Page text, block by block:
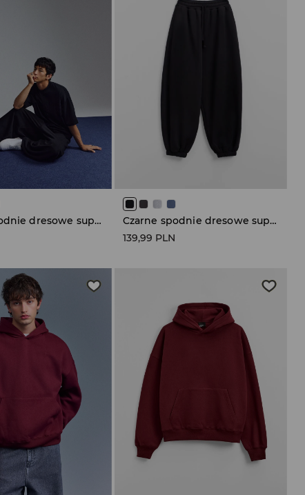
Czarne spodnie dresowe super baggy fit
Czarne spodnie dresowe super baggy fit
139,99 PLN